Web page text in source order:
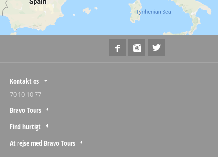
Kontakt os
70 10 10 77
Bravo Tours
Find hurtigt
At rejse med Bravo Tours